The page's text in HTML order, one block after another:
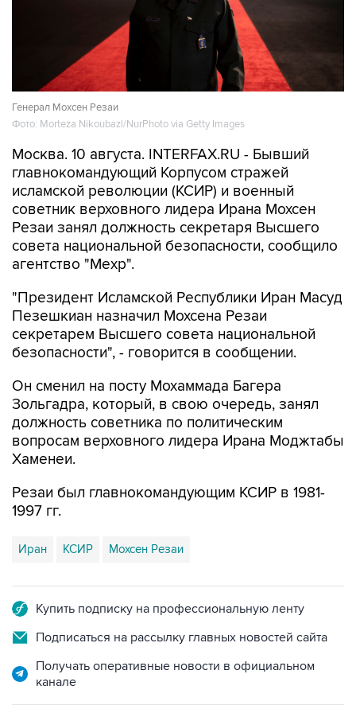
Генерал Мохсен Резаи
Фото: Morteza Nikoubazl/NurPhoto via Getty Images
Москва. 10 августа. INTERFAX.RU - Бывший
главнокомандующий Корпусом стражей
исламской революции (КСИР) и военный
советник верховного лидера Ирана Мохсен
Резаи занял должность секретаря Высшего
совета национальной безопасности, сообщило
агентство "Мехр".
"Президент Исламской Республики Иран Масуд
Пезешкиан назначил Мохсена Резаи
секретарем Высшего совета национальной
безопасности", - говорится в сообщении.
Он сменил на посту Мохаммада Багера
Зольгадра, который, в свою очередь, занял
должность советника по политическим
вопросам верховного лидера Ирана Моджтабы
Хаменеи.
Резаи был главнокомандующим КСИР в 1981-
1997 гг.
Иран КСИР Мохсен Резаи
Купить подписку на профессиональную ленту
Подписаться на рассылку главных новостей сайта
Получать оперативные новости в официальном
канале